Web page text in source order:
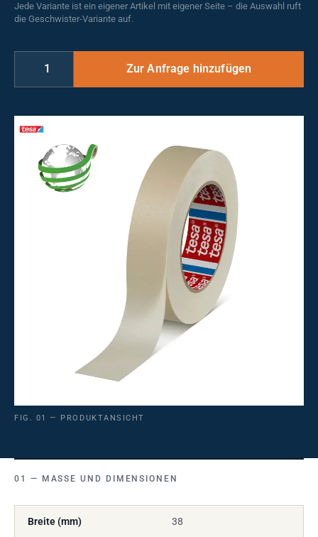
Jede Variante ist ein eigener Artikel mit eigener Seite – die Auswahl ruft
die Geschwister-Variante auf.
FIG. 01 — PRODUKTANSICHT
MASSE UND DIMENSIONEN
Breite (mm) 38